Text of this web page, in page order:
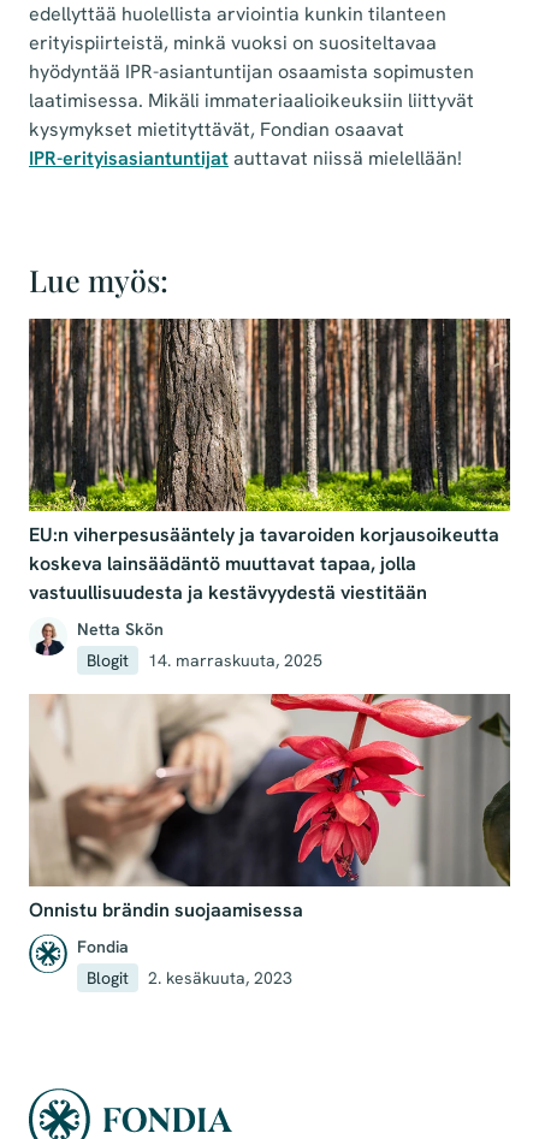
edellyttää huolellista arviointia kunkin tilanteen
erityispiirteistä, minkä vuoksi on suositeltavaa
hyödyntää IPR-asiantuntijan osaamista sopimusten
laatimisessa. Mikäli immateriaalioikeuksiin liittyvät
kysymykset mietityttävät, Fondian osaavat
IPR-erityisasiantuntijatauttavat niissä mielellään!
Lue myös:
EU:n viherpesusääntely ja tavaroiden korjausoikeutta
koskeva lainsäädäntö muuttavat tapaa, jolla
vastuullisuudesta ja kestävyydestä viestitään
Netta Skön
Blogit
14. marraskuuta, 2025
Onnistu brändin suojaamisessa
Fondia
Blogit
2. kesäkuuta, 2023